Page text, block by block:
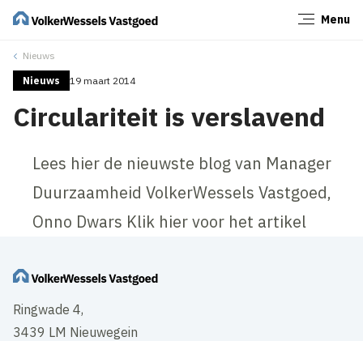
Menu
Nieuws
Nieuws 19 maart 2014
Circulariteit is verslavend
Lees hier de nieuwste blog van Manager
Duurzaamheid VolkerWessels Vastgoed,
Onno Dwars Klik hier voor het artikel
Ringwade 4,
3439 LM Nieuwegein
Sluiten